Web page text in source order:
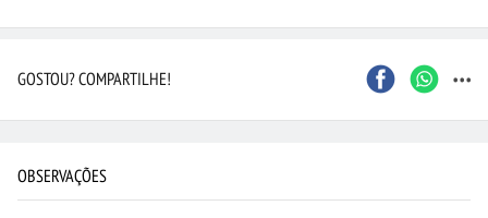
GOSTOU? COMPARTILHE! ...
OBSERVAÇÕES